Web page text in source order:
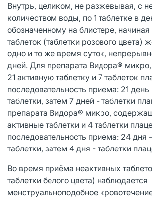
Внутрь, целиком, не разжевывая, с
количеством воды, по 1 таблетке в
обозначенному на блистере, начиная
таблеток (таблетки розового цвета)
одно и то же время суток,
дней. Для препарата Видора®
21 активную таблетку и 7 таблеток
последовательность приема: 21
таблетки, затем 7 дней - таблетки
препарата Видора® микро,
активные таблетки и 4 таблетки
последовательность приема: 24 дня
таблетки, затем 4 дня - таблетки
Во время приёма неактивных
таблетки белого цвета) наблюдается
менструальноподобное